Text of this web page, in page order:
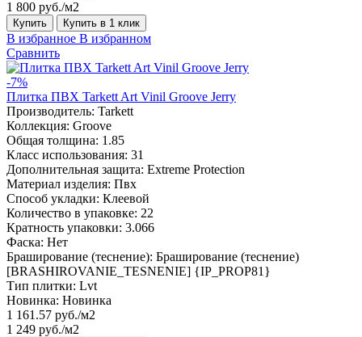
1 800 руб./м2
Купить Купить в 1 клик
В избранное В избранном
Сравнить
-7%
Плитка ПВХ Tarkett Art Vinil Groove Jerry
Производитель: Tarkett
Коллекция: Groove
Общая толщина: 1.85
Класс использования: 31
Дополнительная защита: Extreme Protection
Материал изделия: Пвх
Способ укладки: Клеевой
Количество в упаковке: 22
Кратность упаковки: 3.066
Фаска: Нет
Браширование (теснение): Браширование (теснение)
[BRASHIROVANIE_TESNENIE] {IP_PROP81}
Тип плитки: Lvt
Новинка: Новинка
1 161.57 руб./м2
1 249 руб./м2